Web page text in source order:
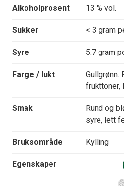
Alkoholprosent 13 % vol.
Sukker < 3 gram
Syre 5.7 gram
Farge / lukt
Gullgrønn.
frukttoner,
Smak
Rund og
syre, lett
Bruksområde Kylling
Egenskaper